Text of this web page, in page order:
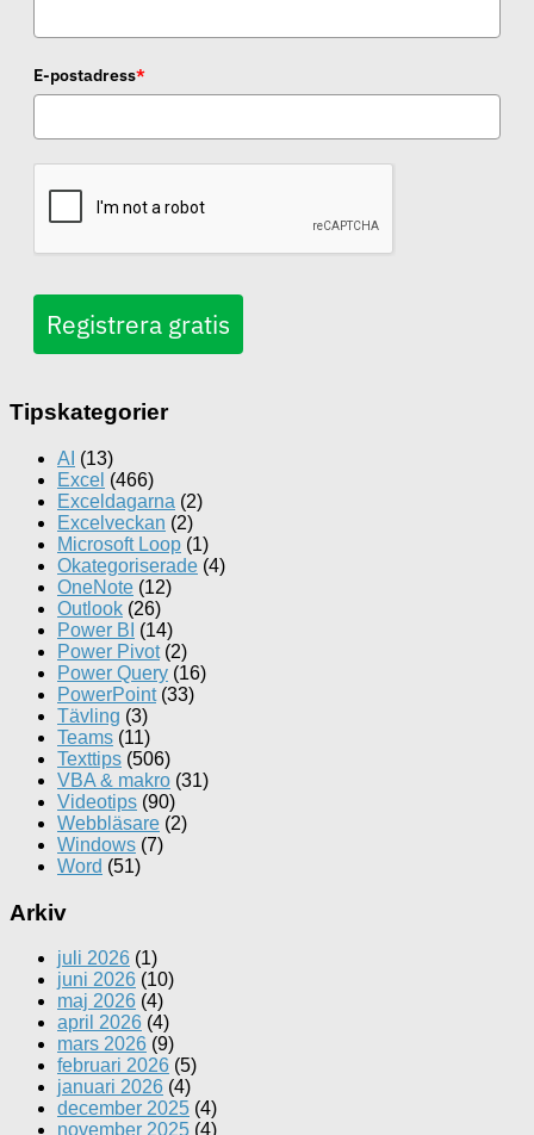
E-postadress*
Registrera gratis
Tipskategorier
AI (13)
Excel (466)
Exceldagarna (2)
Excelveckan (2)
Microsoft Loop (1)
Okategoriserade (4)
OneNote (12)
Outlook (26)
Power BI (14)
Power Pivot(2)
Power Query (16)
PowerPoint(33)
Tävling (3)
Teams (11)
Texttips (506)
VBA & makro (31)
Videotips (90)
Webbläsare (2)
Windows (7)
Word (51)
Arkiv
juli 2026 (1)
juni 2026 (10)
maj 2026 (4)
april 2026 (4)
mars 2026 (9)
februari 2026 (5)
januari 2026 (4)
december 2025 (4)
november 2025 (4)